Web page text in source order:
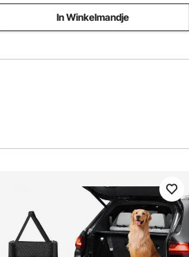
In Winkelmandje